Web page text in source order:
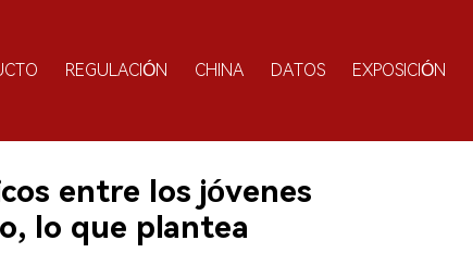
REGULACIÓN CHINA DATOS EXPOSICIÓN
entre los jóvenes
lo que plantea